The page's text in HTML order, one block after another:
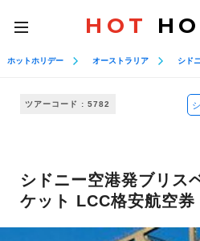
toggle
navigation
HOT
ホットホリデー オーストラリア シド
ツアーコード : 5782
シドニー空港発ブリス
ケット LCC格安航空券